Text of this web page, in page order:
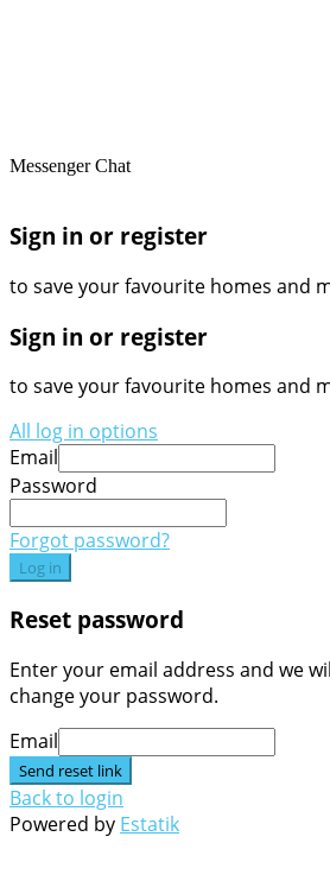
Messenger Chat
Sign in or register
to save your favourite homes and
Sign in or register
to save your favourite homes and
All log in options
Email
Password
Forgot password?
Log in
Reset password
Enter your email address and we
change your password.
Email
Send reset link
Back to login
Powered by Estatik